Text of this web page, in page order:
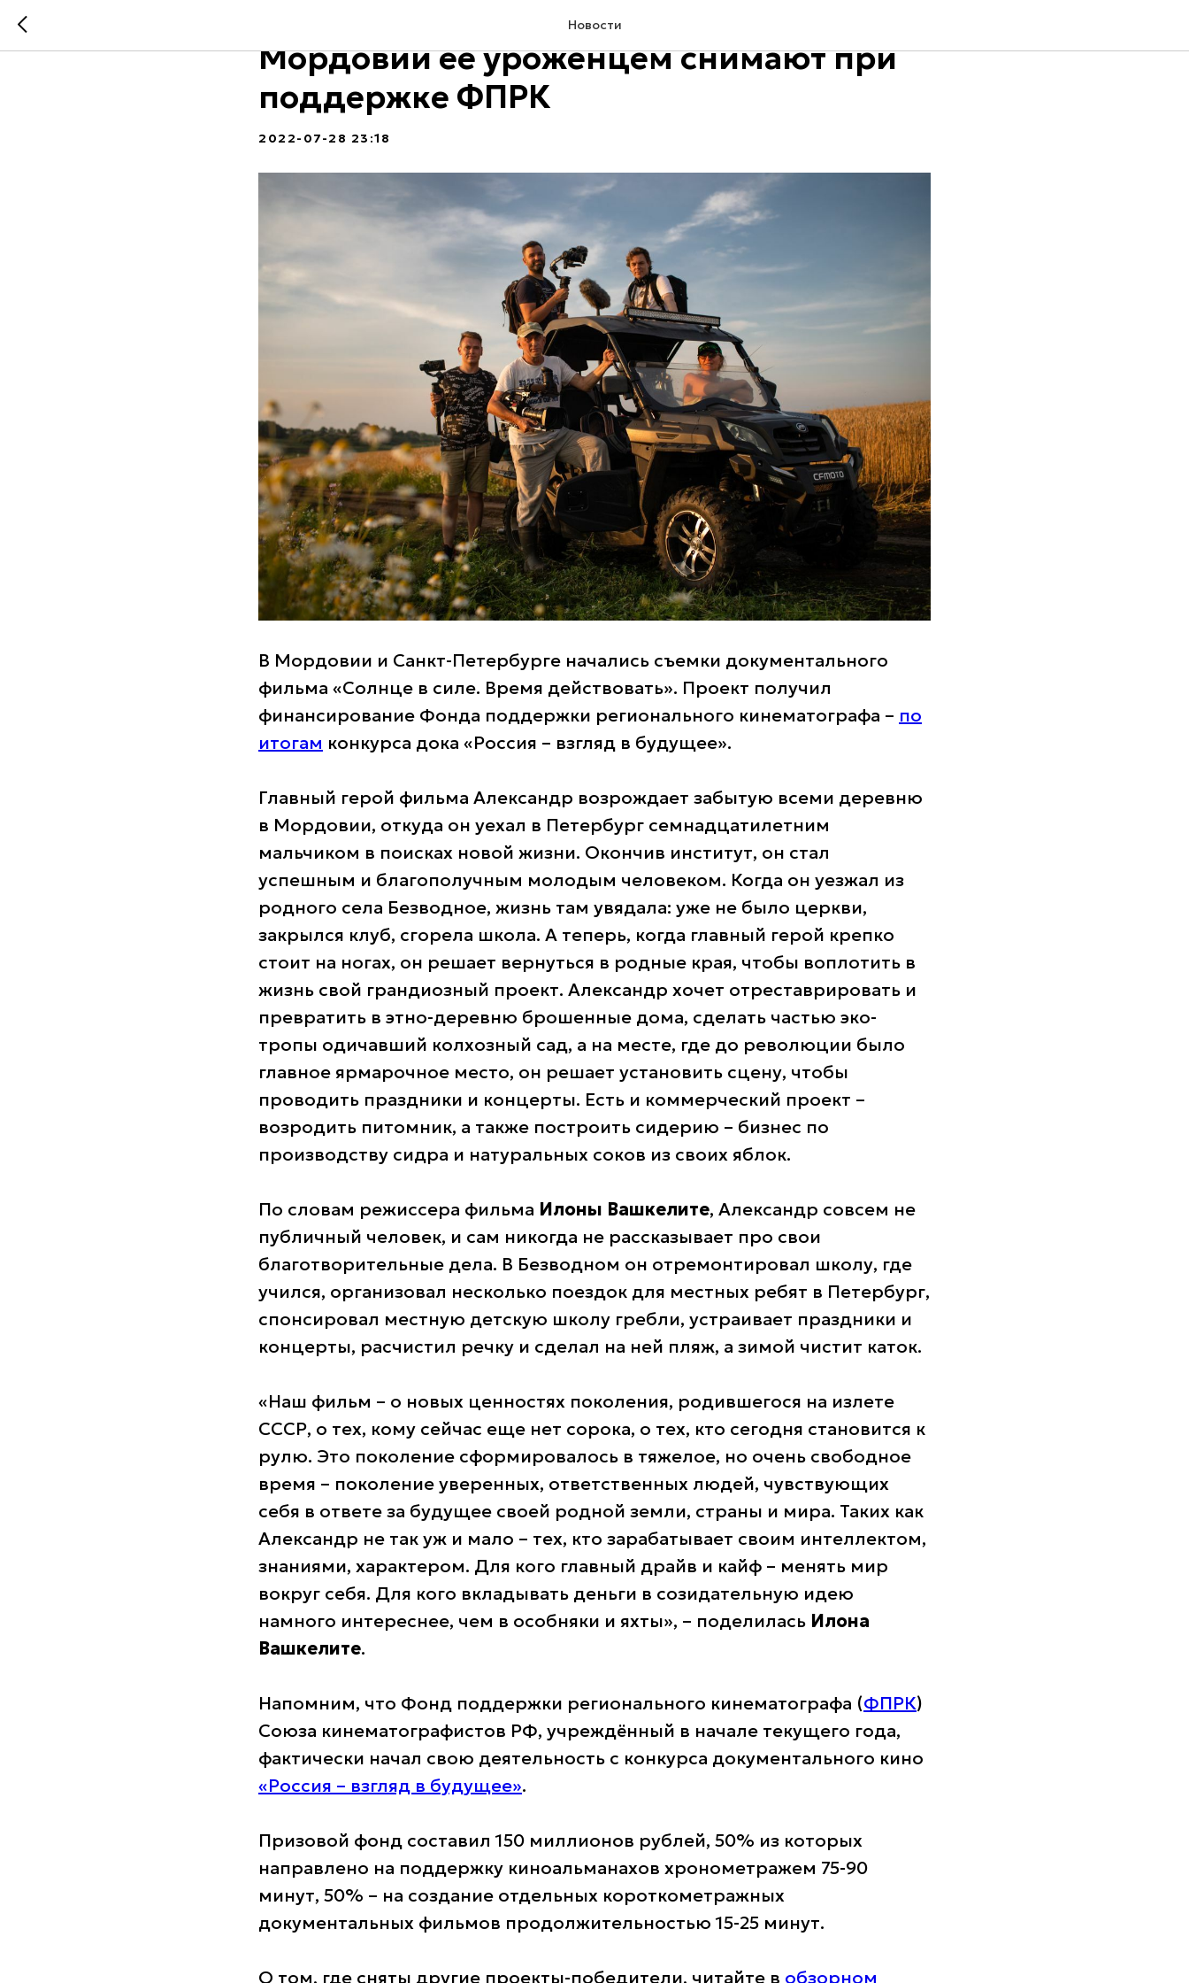
Новости
Фильм про возрождение деревни в
Мордовии ее уроженцем снимают при
поддержке ФПРК
2022-07-28 23:18
В Мордовии и Санкт-Петербурге начались съемки документального
фильма «Солнце в силе. Время действовать». Проект получил
финансирование Фонда поддержки регионального кинематографа – по
итогам конкурса дока «Россия – взгляд в будущее».
Главный герой фильма Александр возрождает забытую всеми деревню
в Мордовии, откуда он уехал в Петербург семнадцатилетним
мальчиком в поисках новой жизни. Окончив институт, он стал
успешным и благополучным молодым человеком. Когда он уезжал из
родного села Безводное, жизнь там увядала: уже не было церкви,
закрылся клуб, сгорела школа. А теперь, когда главный герой крепко
стоит на ногах, он решает вернуться в родные края, чтобы воплотить в
жизнь свой грандиозный проект. Александр хочет отреставрировать и
превратить в этно-деревню брошенные дома, сделать частью эко-
тропы одичавший колхозный сад, а на месте, где до революции было
главное ярмарочное место, он решает установить сцену, чтобы
проводить праздники и концерты. Есть и коммерческий проект –
возродить питомник, а также построить сидерию – бизнес по
производству сидра и натуральных соков из своих яблок.
По словам режиссера фильма Илоны Вашкелите, Александр совсем не
публичный человек, и сам никогда не рассказывает про свои
благотворительные дела. В Безводном он отремонтировал школу, где
учился, организовал несколько поездок для местных ребят в Петербург,
спонсировал местную детскую школу гребли, устраивает праздники и
концерты, расчистил речку и сделал на ней пляж, а зимой чистит каток.
«Наш фильм – о новых ценностях поколения, родившегося на излете
СССР, о тех, кому сейчас еще нет сорока, о тех, кто сегодня становится к
рулю. Это поколение сформировалось в тяжелое, но очень свободное
время – поколение уверенных, ответственных людей, чувствующих
себя в ответе за будущее своей родной земли, страны и мира. Таких как
Александр не так уж и мало – тех, кто зарабатывает своим интеллектом,
знаниями, характером. Для кого главный драйв и кайф – менять мир
вокруг себя. Для кого вкладывать деньги в созидательную идею
намного интереснее, чем в особняки и яхты», – поделилась Илона
Вашкелите.
Напомним, что Фонд поддержки регионального кинематографа (ФПРК)
Союза кинематографистов РФ, учреждённый в начале текущего года,
фактически начал свою деятельность с конкурса документального кино
«Россия – взгляд в будущее».
Призовой фонд составил 150 миллионов рублей, 50% из которых
направлено на поддержку киноальманахов хронометражем 75-90
минут, 50% – на создание отдельных короткометражных
документальных фильмов продолжительностью 15-25 минут.
О том, где сняты другие проекты-победители, читайте в обзорном